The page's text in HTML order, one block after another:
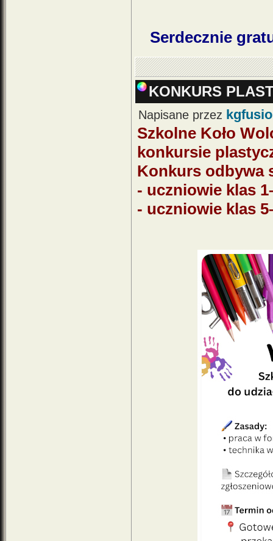
Serdecznie
KONKURS
Napisane przez
Szkolne Koło
konkursie
Konkurs odbywa
- uczniowie klas
- uczniowie klas